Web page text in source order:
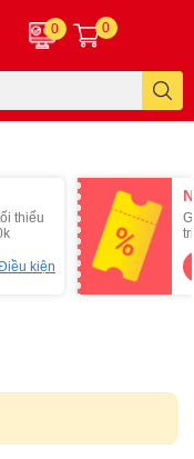
0 0
thiểu
kiện